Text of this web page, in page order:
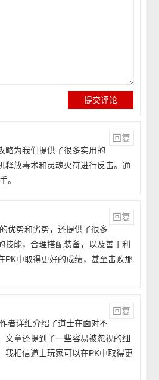
回复
略为我们提供了很多实用的
释放毒术和灵魂火符进行反击。通
。
回复
优势和劣势，还提供了很多
能，合理搭配装备，以及善于利
PK中取得更好的成绩，甚至击败那
回复
者详细介绍了道士在面对不
文章还提到了一些容易被忽视的细
我相信道士玩家可以在PK中取得更